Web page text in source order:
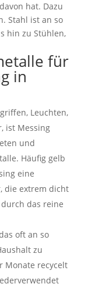
hat. Dazu
Stahl ist an so
hin zu Stühlen,
für
in
Leuchten,
ist Messing
und
Häufig gelb
eine
die extrem dicht
das reine
oft an so
zu
Monate recycelt